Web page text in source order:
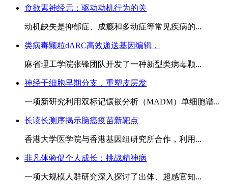
食欲素神经元：驱动动机行为的关
动机缺失是抑郁症、成瘾和多动症等常见疾病的...
类病毒颗粒dARC高效递送基因编辑，
麻省理工学院张锋团队开发了一种新型类病毒颗...
神经干细胞早期分支，重塑皮层发
一项新研究利用双标记镶嵌分析（MADM）单细胞谱...
长读长测序揭示脑癌疫苗新靶点
香港大学医学院与香港基因组研究所合作，利用...
非凡体验促个人成长：挑战精神病
一项大规模人群研究深入探讨了出体、超感官知...